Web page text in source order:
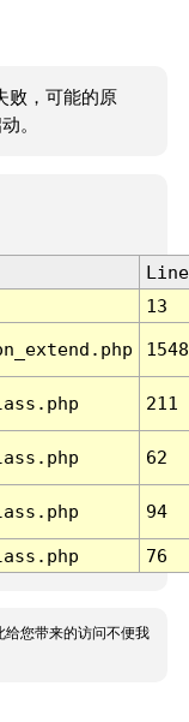
败，可能的原
。
Line
13
1548
211
62
94
76
给您带来的访问不便我